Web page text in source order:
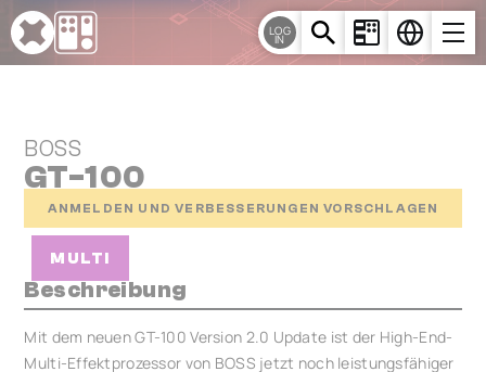
Cookie-Einstellungen
LOG
IN
BOSS
GT-100
ANMELDEN UND VERBESSERUNGEN VORSCHLAGEN
MULTI
Beschreibung
Mit dem neuen GT-100 Version 2.0 Update ist der High-End-
Multi-Effektprozessor von BOSS jetzt noch leistungsfähiger